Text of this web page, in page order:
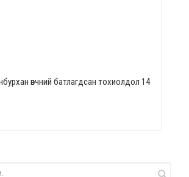
өвчний батлагдсан тохиолдол 14